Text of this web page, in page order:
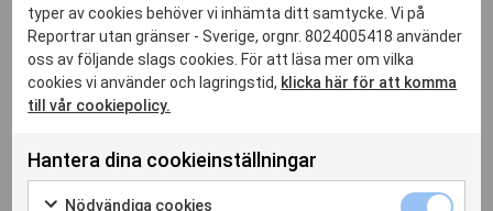
Relaterade inlägg
typer av cookies behöver vi inhämta ditt samtycke. Vi på
Reportrar utan gränser - Sverige, orgnr. 8024005418 använder
oss av följande slags cookies. För att läsa mer om vilka
cookies vi använder och lagringstid, klicka här för att komma
till vår cookiepolicy.
Hantera dina cookieinställningar
Nödvändiga cookies